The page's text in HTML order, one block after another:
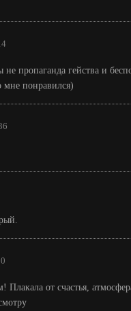
пропаганда гейства и
мне понравился)
Плакала от счастья,